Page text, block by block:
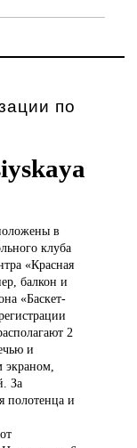
по
в
клуба
«Красная
балкон и
«Баскет-
2
и
экраном,
За
полотенца и